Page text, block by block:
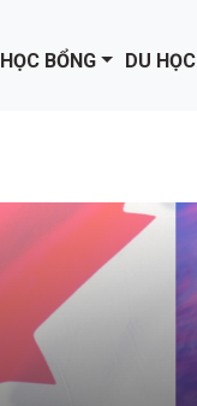
HỌC BỔNG DU HỌC